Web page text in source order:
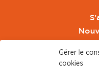
Gérer le
cookies